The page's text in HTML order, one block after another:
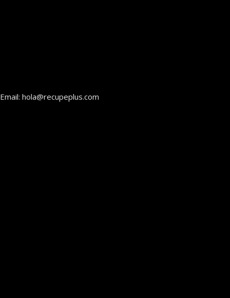
Email: hola@recupeplus.com